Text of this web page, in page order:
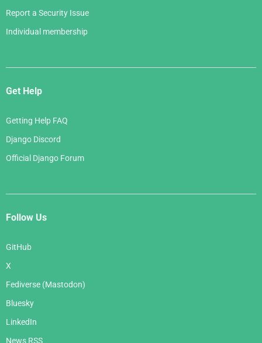
Report a Security Issue
Individual membership
Get Help
Getting Help FAQ
Django Discord
Official Django Forum
Follow Us
GitHub
X
Fediverse (Mastodon)
Bluesky
LinkedIn
News RSS